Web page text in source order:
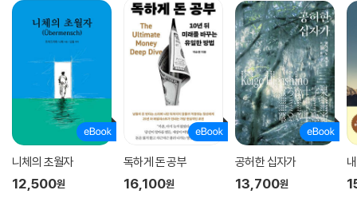
니체의 초월자
12,500원
독하게 돈 공부
16,100원
공허한 십자가
13,700원